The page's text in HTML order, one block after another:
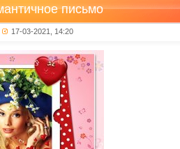
письмо
17-03-2021, 14:20